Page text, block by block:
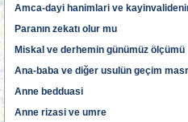
Amca-dayi hanimlari ve
Paranın zekatı olur mu
Miskal ve derhemin günümüz ölçümü
Ana-baba ve diğer usulün geçim
Anne bedduasi
Anne rizasi ve umre